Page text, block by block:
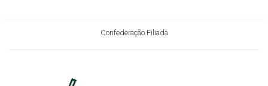
Confederação Filiada